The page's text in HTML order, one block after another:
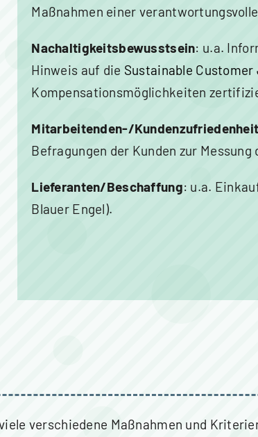
Maßnahmen einer
Nachaltigkeitsbewusstsein: u.a.
Hinweis auf die Sustainable Customer
Kompensationsmöglichkeiten
Mitarbeitenden-/Kundenzufriedenheit
Befragungen der Kunden zur
Lieferanten/Beschaffung: u.a.
Blauer Engel).
verschiedene Maßnahmen und